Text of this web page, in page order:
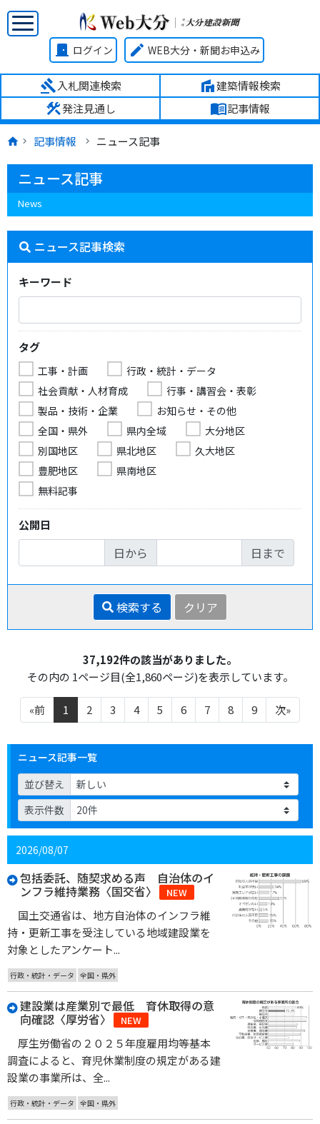
door_front ログイン edit WEB大分・新聞お申込み
gavel入札関連検索 villa建築情報検索
construction発注見通し menu_book記事情報
記事情報 ニュース記事
ニュース記事
News
ニュース記事検索
キーワード
タグ
工事・計画
行政・統計・データ
社会貢献・人材育成
行事・講習会・表彰
製品・技術・企業
お知らせ・その他
全国・県外
県内全域
大分地区
別国地区
県北地区
久大地区
豊肥地区
県南地区
無料記事
公開日
日から 日まで
検索する クリア
37,192件の該当がありました。
その内の 1ページ目(全1,860ページ)を表示しています。
«前 1 2 3 4 5 6 7 8 9 次»
ニュース記事一覧
並び替え
表示件数
2026/08/07
包括委託、随契求める声 自治体のイ
ンフラ維持業務〈国交省〉 NEW
国土交通省は、地方自治体のインフラ維
持・更新工事を受注している地域建設業を
対象としたアンケート...
行政・統計・データ 全国・県外
建設業は産業別で最低 育休取得の意
向確認〈厚労省〉 NEW
厚生労働省の２０２５年度雇用均等基本
調査によると、育児休業制度の規定がある建
設業の事業所は、全...
行政・統計・データ 全国・県外